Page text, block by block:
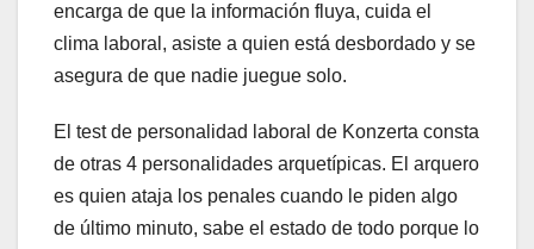
encarga de que la información fluya, cuida el
clima laboral, asiste a quien está desbordado y se
asegura de que nadie juegue solo.
El test de personalidad laboral de Konzerta consta
de otras 4 personalidades arquetípicas. El arquero
es quien ataja los penales cuando le piden algo
de último minuto, sabe el estado de todo porque lo